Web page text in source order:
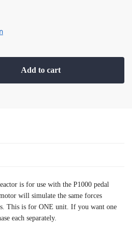
Add to cart
is for use with the P1000 pedal
will simulate the same forces
This is for ONE unit. If you want one
each separately.